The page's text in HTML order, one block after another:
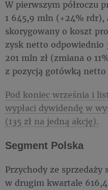
W pierwszym półroczu
1 645,9 mln (+24% rdr),
skorygowany o koszt
zysk netto odpowiednio
201 mln zł (zmiana o
z pozycją gotówką netto
Pod koniec września i
wypłaci dywidendę w
(135 zł na jedną akcję).
Segment Polska
Przychody ze sprzedaży
w drugim kwartale